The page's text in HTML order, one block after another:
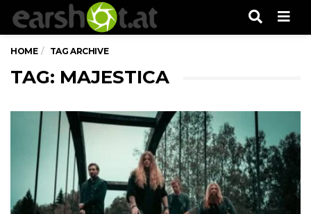
HOME TAG ARCHIVE
TAG: MAJESTICA